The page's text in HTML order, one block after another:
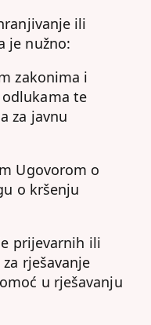
ili
je nužno:
zakonima i
te
za javnu
Ugovorom o
o kršenju
prijevarnih ili
rješavanje
u rješavanju